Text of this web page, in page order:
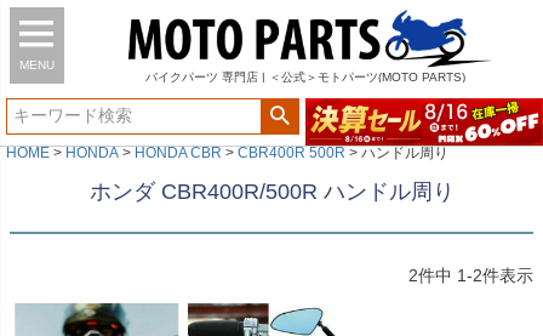
MENU
バイク パーツ 専門店 | ＜公式＞モトパーツ(MOTO PARTS)
HOME HONDA HONDA CBR CBR400R 500R ハンドル周り
ホンダ CBR400R/500R ハンドル周り
2件中 1-2件表示